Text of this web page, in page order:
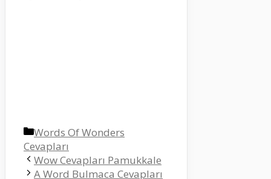
Kategoriler
Words Of Wonders
Cevapları
Wow Cevapları Pamukkale
A Word Bulmaca Cevapları